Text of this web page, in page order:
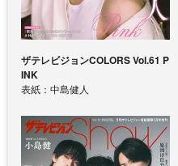
ザテレビジョンCOLORS Vol.61 P
INK
表紙：中島健人